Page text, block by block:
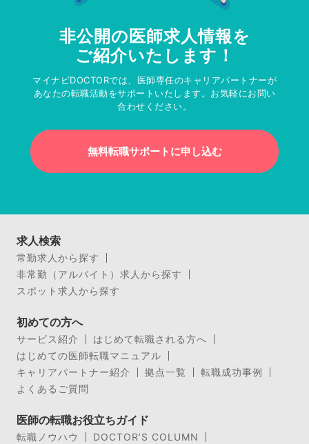
非公開の医師求人情報を
ご紹介いたします！
マイナビDOCTORでは、医師専任のキャリアパートナーが
あなたの転職活動をサポートいたします。お気軽にお問い
合わせください。
無料転職サポートに申し込む
求人検索
常勤求人から探す
非常勤（アルバイト）求人から探す
スポット求人から探す
初めての方へ
サービス紹介
はじめて転職される方へ
はじめての医師転職マニュアル
キャリアパートナー紹介
拠点一覧
転職成功事例
よくあるご質問
医師の転職お役立ちガイド
転職ノウハウ
DOCTOR’S COLUMN